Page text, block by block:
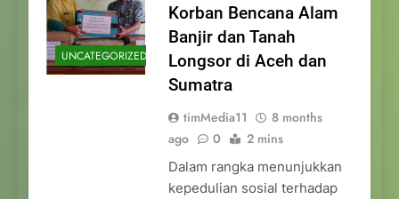
UNCATEGORIZED
Korban Bencana Alam
Banjir dan Tanah
Longsor di Aceh dan
Sumatra
timMedia11
8 months
ago
0 2 mins
Dalam rangka menunjukkan
kepedulian sosial terhadap